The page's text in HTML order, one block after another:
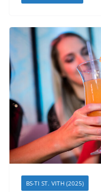
BS-TI ST. VITH (2025)